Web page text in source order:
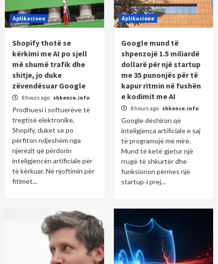
Aplikacione
Shopify thotë se
kërkimi me AI po sjell
më shumë trafik dhe
shitje, jo duke
zëvendësuar Google
8 hours ago shkence.info
Prodhuesi i softuerëve të
tregtisë elektronike,
Shopify, duket se po
përfiton ndjeshëm nga
njerëzit që përdorin
inteligjencën artificiale për
të kërkuar. Në njoftimin për
fitimet...
Aplikacione
Google mund të
shpenzojë 1.5 miliardë
dollarë për një startup
me 35 punonjës për të
kapur ritmin në fushën
e kodimit me AI
8 hours ago shkence.info
Google dëshiron që
inteligjenca artificiale e saj
të programojë më mirë.
Mund të ketë gjetur një
rrugë të shkurtër dhe
funksionon përmes një
startup-i prej...